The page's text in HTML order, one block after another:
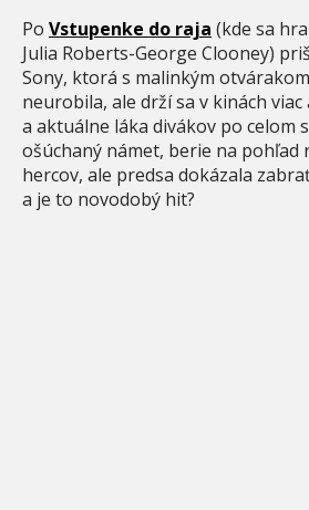
Po Vstupenke do raja (kde sa
Julia Roberts-George Clooney)
Sony, ktorá s malinkým
neurobila, ale drží sa v kinách viac
a aktuálne láka divákov po celom
ošúchaný námet, berie na pohľad
hercov, ale predsa dokázala
a je to novodobý hit?